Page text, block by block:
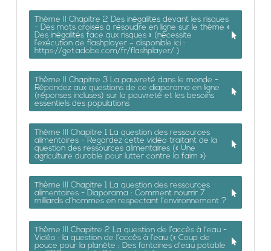
Thème II Chapitre 2 Des inégalités devant les risques
- Des mots croisés à résoudre en ligne sur le thème «
Des inégalités face aux risques » (nécessite
l’exécution de flashplayer – disponible ici :
https://get.adobe.com/fr/flashplayer/ )
Thème II Chapitre 3 La pauvreté dans le monde -
Répondez aux questions de ce diaporama en ligne
(réponses incluses) sur la pauvreté et les besoins
essentiels des populations
Thème III Chapitre 1 La question des ressources
alimentaires - Regardez cette vidéo traitant de la
question des ressources alimentaires (« Une
agriculture durable pour lutter contre la faim »)
Thème III Chapitre 1 La question des ressources
alimentaires - Diaporama : Comment nourrir 7
milliards d’hommes en respectant l’environnement ?
Thème III Chapitre 2 La question de l’accès à l’eau -
Vidéo : la question de l’accès à l’eau (« Coup de
pouce pour la planète : Des fontaines d’eau potable